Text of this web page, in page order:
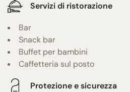
Servizi di ristorazione
Bar
Snack bar
Buffet per bambini
Caffetteria sul posto
Protezione e sicurezza